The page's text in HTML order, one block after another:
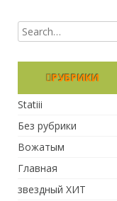
РУБРИКИ
Statiii
Без рубрики
Вожатым
Главная
звездный ХИТ